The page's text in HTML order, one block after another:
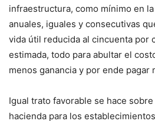
infraestructura, como mínimo en
anuales, iguales y consecutivas
vida útil reducida al cincuenta por
estimada, todo para abultar el
menos ganancia y por ende pagar
Igual trato favorable se hace
hacienda para los